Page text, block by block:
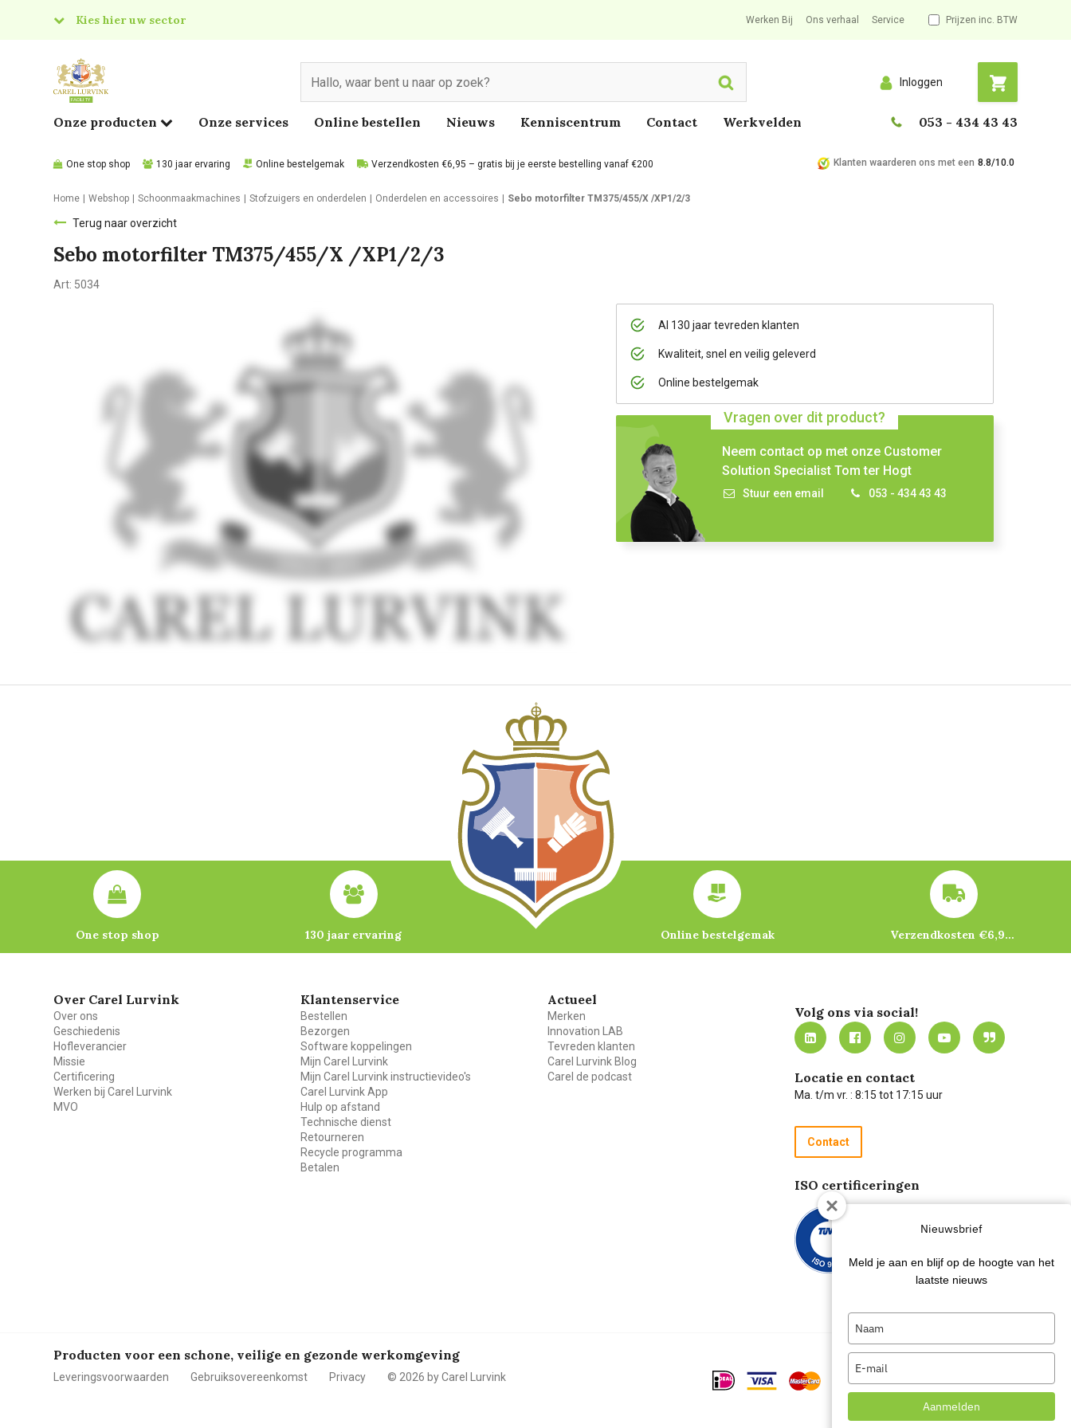
Kies hier uw sector
Food
Werken Bij Ons verhaal Service Prijzen inc. BTW
Search Inloggen
Onze producten Onze services Online bestellen Nieuws Kenniscentrum Contact Werkvelden 053 - 434 43 43
One stop shop 130 jaar ervaring Online bestelgemak Verzendkosten €6,95 – gratis bij je eerste bestelling vanaf €200 Klanten waarderen ons met een 8.8/10.0
Home Webshop Schoonmaakmachines Stofzuigers en onderdelen Onderdelen en accessoires Sebo motorfilter TM375/455/X /XP1/2/3
Terug naar overzicht
Sebo motorfilter TM375/455/X /XP1/2/3
Art: 5034
Al 130 jaar tevreden klanten
Kwaliteit, snel en veilig geleverd
Online bestelgemak
Vragen over dit product?
Neem contact op met onze Customer
Solution Specialist Tom ter Hogt
Stuur een email 053 - 434 43 43
One stop shop 130 jaar ervaring Online bestelgemak Verzendkosten €6,95 – gratis bij je eerste bestelling vanaf €200
Over Carel Lurvink
Over ons
Geschiedenis
Hofleverancier
Missie
Certificering
Werken bij Carel Lurvink
MVO
Klantenservice
Bestellen
Bezorgen
Software koppelingen
Mijn Carel Lurvink
Mijn Carel Lurvink instructievideo's
Carel Lurvink App
Hulp op afstand
Technische dienst
Retourneren
Recycle programma
Betalen
Actueel
Merken
Innovation LAB
Tevreden klanten
Carel Lurvink Blog
Carel de podcast
Volg ons via social!
Locatie en contact
Ma. t/m vr. : 8:15 tot 17:15 uur
Contact
ISO certificeringen
Producten voor een schone, veilige en gezonde werkomgeving
Leveringsvoorwaarden Gebruiksovereenkomst Privacy © 2026 by Carel Lurvink
Nieuwsbrief
Meld je aan en blijf op de hoogte van het
laatste nieuws
name
email
Aanmelden